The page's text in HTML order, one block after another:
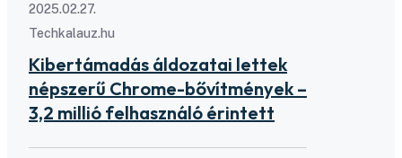
2025.02.27.
Techkalauz.hu
Kibertámadás áldozatai lettek
népszerű Chrome-bővítmények –
3,2 millió felhasználó érintett